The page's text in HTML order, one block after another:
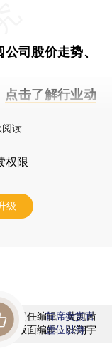
公司股价走势、
点击了解行业动
阅读
权限
级
责任编辑：黄凯茜
版面编辑：张翔宇
首席赞赏官
虚位以待